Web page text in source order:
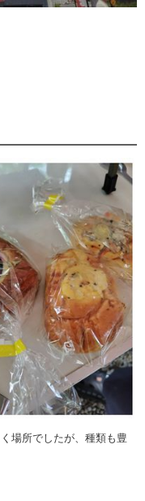
場所でしたが、種類も豊